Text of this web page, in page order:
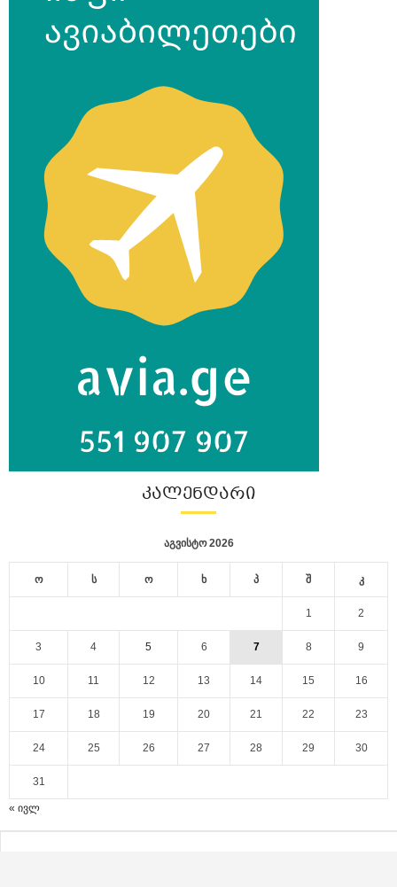
ᲙᲐᲚᲔᲜᲓᲐᲠᲘ
აგვისტო 2026
ო ს ო ხ პ შ კ
1 2
3 4 5 6 7 8 9
10 11 12 13 14 15 16
17 18 19 20 21 22 23
24 25 26 27 28 29 30
31
« ივლ